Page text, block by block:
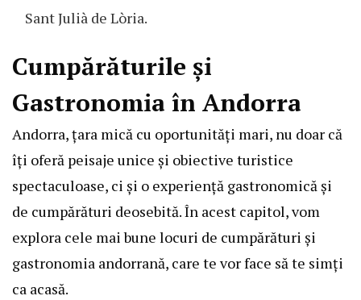
Sant Julià de Lòria.
Cumpărăturile și
Gastronomia în Andorra
Andorra, țara mică cu oportunități mari, nu doar că
îți oferă peisaje unice și obiective turistice
spectaculoase, ci și o experiență gastronomică și
de cumpărături deosebită. În acest capitol, vom
explora cele mai bune locuri de cumpărături și
gastronomia andorrană, care te vor face să te simți
ca acasă.